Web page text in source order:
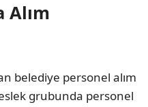
Alım
belediye personel alım
grubunda personel